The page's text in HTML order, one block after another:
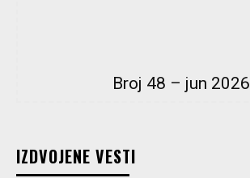
Broj 48 – jun 2026
IZDVOJENE VESTI